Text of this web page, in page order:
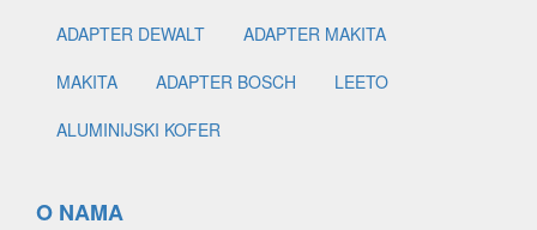
ADAPTER DEWALT
ADAPTER MAKITA
MAKITA
ADAPTER BOSCH
LEETO
ALUMINIJSKI KOFER
O NAMA